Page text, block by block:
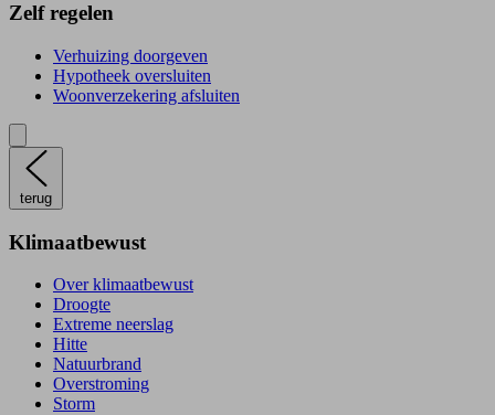
Zelf regelen
Verhuizing doorgeven
Hypotheek oversluiten
Woonverzekering afsluiten
terug
Klimaatbewust
Over klimaatbewust
Droogte
Extreme neerslag
Hitte
Natuurbrand
Overstroming
Storm